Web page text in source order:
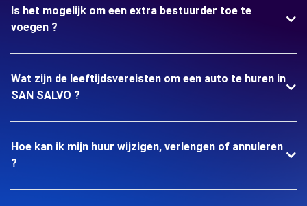
Is het mogelijk om een extra bestuurder toe te
voegen ?
Wat zijn de leeftijdsvereisten om een auto te huren in
SAN SALVO ?
Hoe kan ik mijn huur wijzigen, verlengen of annuleren
?